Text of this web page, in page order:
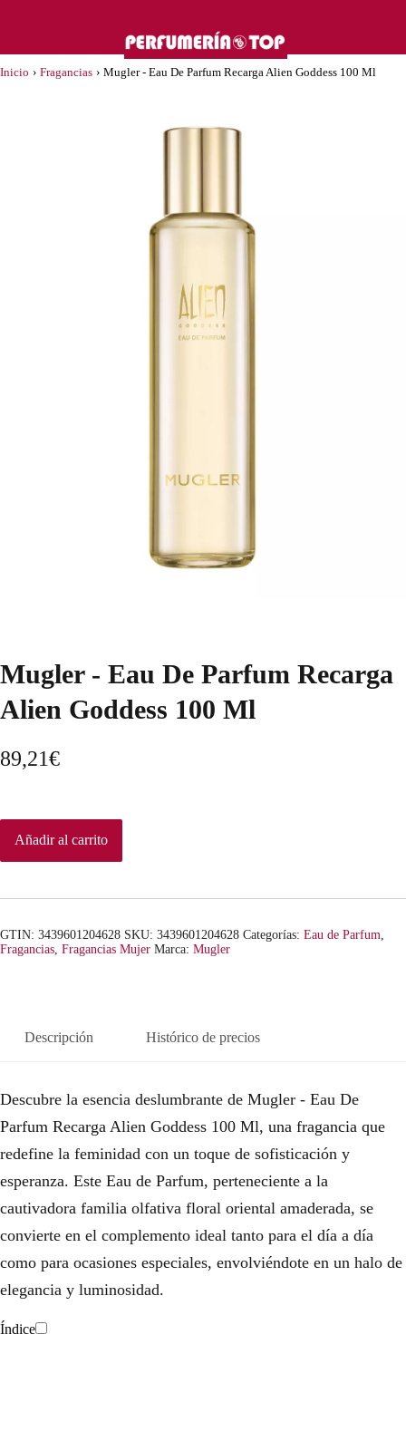
Inicio › Fragancias › Mugler - Eau De Parfum Recarga Alien Goddess 100 Ml
Mugler - Eau De Parfum Recarga
Alien Goddess 100 Ml
89,21€
Añadir al carrito
GTIN: 3439601204628 SKU: 3439601204628 Categorías: Eau de Parfum
Fragancias Fragancias Mujer Marca: Mugler
Descripción Histórico de precios
Descubre la esencia deslumbrante de Mugler - Eau De
Parfum Recarga Alien Goddess 100 Ml, una fragancia que
redefine la feminidad con un toque de sofisticación y
esperanza. Este Eau de Parfum, perteneciente a la
cautivadora familia olfativa floral oriental amaderada, se
convierte en el complemento ideal tanto para el día a día
como para ocasiones especiales, envolviéndote en un halo de
elegancia y luminosidad.
Índice